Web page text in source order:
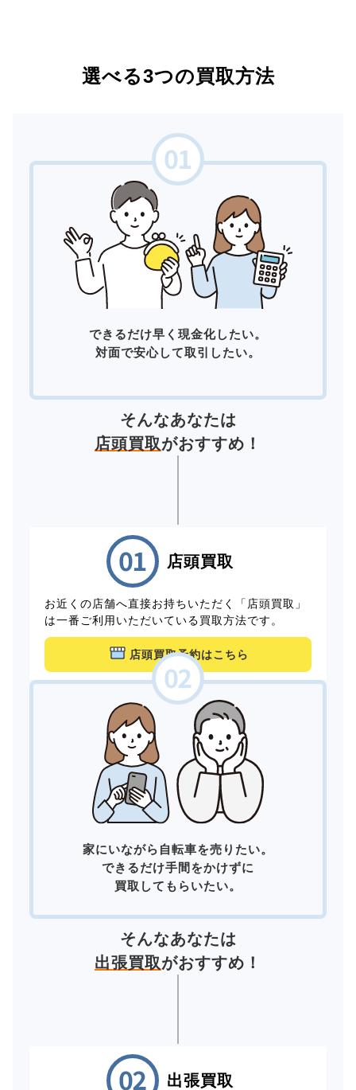
選べる3つの買取方法
できるだけ早く現金化したい。
対面で安心して取引したい。
そんなあなたは
店頭買取がおすすめ！
店頭買取
お近くの店舗へ直接お持ちいただく「店頭買取」
は一番ご利用いただいている買取方法です。
店頭買取予約はこちら
家にいながら自転車を売りたい。
できるだけ手間をかけずに
買取してもらいたい。
そんなあなたは
出張買取がおすすめ！
出張買取